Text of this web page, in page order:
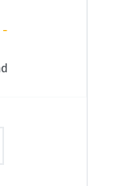
-